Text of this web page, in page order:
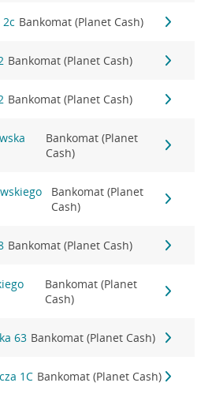
Bankomat (Planet Cash)
Bankomat (Planet Cash)
Bankomat (Planet Cash)
Bankomat (Planet
Cash)
Bankomat (Planet
Cash)
Bankomat (Planet Cash)
Bankomat (Planet
Cash)
63 Bankomat (Planet Cash)
1C Bankomat (Planet Cash)